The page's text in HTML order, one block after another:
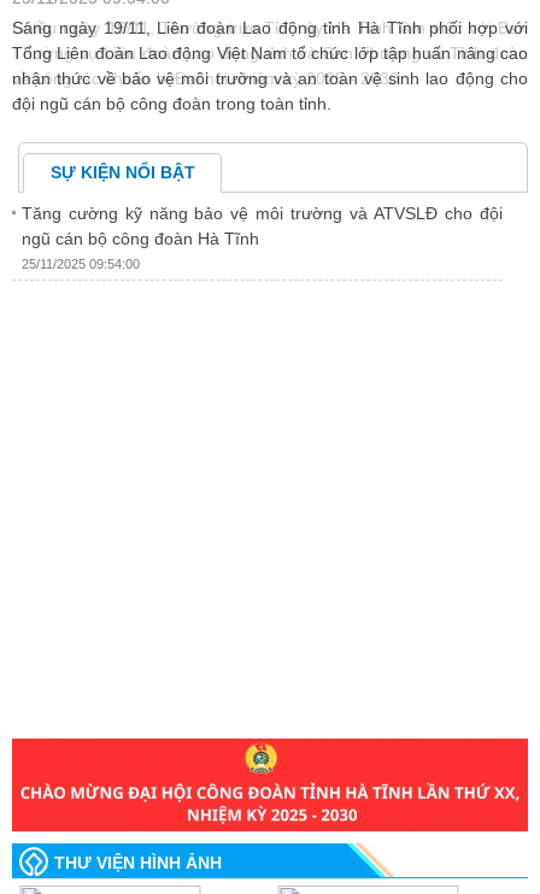
Sáng ngày 19/11, Liên đoàn Lao động tỉnh Hà Tĩnh phối hợp với
Tổng Liên đoàn Lao động Việt Nam tổ chức lớp tập huấn nâng cao
nhận thức về bảo vệ môi trường và an toàn vệ sinh lao động cho
đội ngũ cán bộ công đoàn trong toàn tỉnh.
SỰ KIỆN NỔI BẬT
Tăng cường kỹ năng bảo vệ môi trường và ATVSLĐ cho đội
ngũ cán bộ công đoàn Hà Tĩnh
25/11/2025 09:54:00
THƯ VIỆN HÌNH ẢNH